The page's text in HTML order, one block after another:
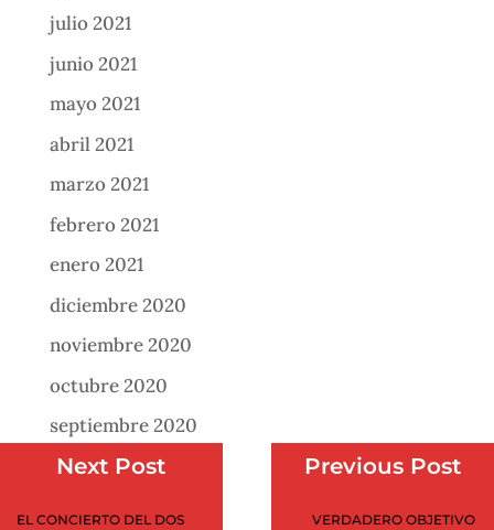
julio 2021
junio 2021
mayo 2021
abril 2021
marzo 2021
febrero 2021
enero 2021
diciembre 2020
noviembre 2020
octubre 2020
septiembre 2020
agosto 2020
Previous Post
VERDADERO OBJETIVO
Next Post
EL CONCIERTO DEL DOS